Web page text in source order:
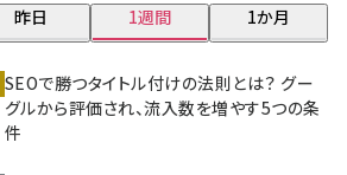
昨日 1週間 1か月
SEOで勝つタイトル付けの法則とは？ グー
グルから評価され、流入数を増やす5つの条
件